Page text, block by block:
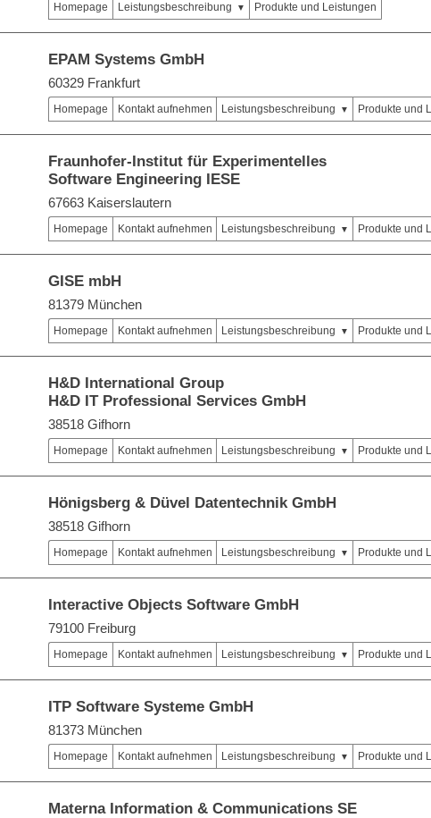
Homepage Leistungsbeschreibung Produkte und Leistungen
EPAM Systems GmbH
60329 Frankfurt
Homepage Kontakt aufnehmen Leistungsbeschreibung Produkte und
Fraunhofer-Institut für Experimentelles
Software Engineering IESE
67663 Kaiserslautern
Homepage Kontakt aufnehmen Leistungsbeschreibung Produkte und
GISE mbH
81379 München
Homepage Kontakt aufnehmen Leistungsbeschreibung Produkte und
H&D International Group
H&D IT Professional Services GmbH
38518 Gifhorn
Homepage Kontakt aufnehmen Leistungsbeschreibung Produkte und
Hönigsberg & Düvel Datentechnik GmbH
38518 Gifhorn
Homepage Kontakt aufnehmen Leistungsbeschreibung Produkte und
Interactive Objects Software GmbH
79100 Freiburg
Homepage Kontakt aufnehmen Leistungsbeschreibung Produkte und
ITP Software Systeme GmbH
81373 München
Homepage Kontakt aufnehmen Leistungsbeschreibung Produkte und
Materna Information & Communications SE